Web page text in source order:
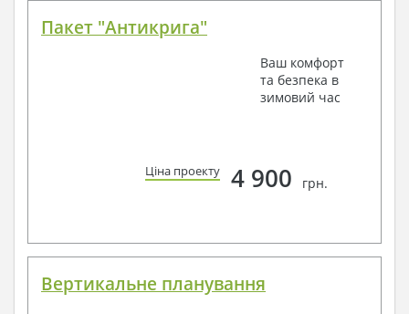
Пакет "Антикрига"
Ваш комфорт
та безпека в
зимовий час
Ціна проекту 4 900 грн.
Вертикальне планування